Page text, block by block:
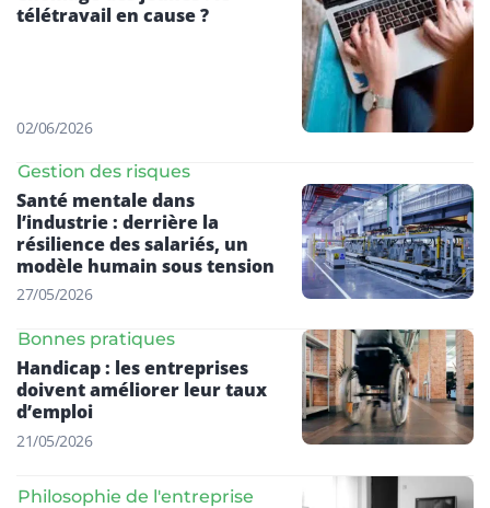
télétravail en cause ?
02/06/2026
Gestion des risques
Santé mentale dans
l’industrie : derrière la
résilience des salariés, un
modèle humain sous tension
27/05/2026
Bonnes pratiques
Handicap : les entreprises
doivent améliorer leur taux
d’emploi
21/05/2026
Philosophie de l'entreprise